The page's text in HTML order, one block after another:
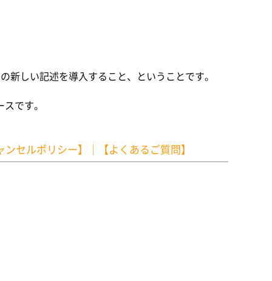
しい記述を導入すること、ということです。
です。
ンセルポリシー】 ｜ 【よくあるご質問】